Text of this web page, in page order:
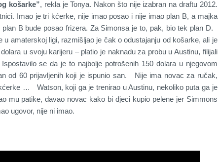
košarke”, rekla je Tonya. Nakon što nije izabran na draftu 2012.
Imao je tri kćerke, nije imao posao i nije imao plan B, a majka
B bude posao frizera. Za Simonsa je to, pak, bio tek plan D.
u amaterskoj ligi, razmišljao je čak o odustajanju od košarke, ali je
u svoju karijeru – platio je naknadu za probu u Austinu, filijali
se da je to najbolje potrošenih 150 dolara u njegovom
od 60 prijavljenih koji je ispunio san. Nije ima novac za ručak,
… Watson, koji ga je trenirao u Austinu, nekoliko puta ga je
mu patike, davao novac kako bi djeci kupio pelene jer Simmons
ugovor, nije ni imao.